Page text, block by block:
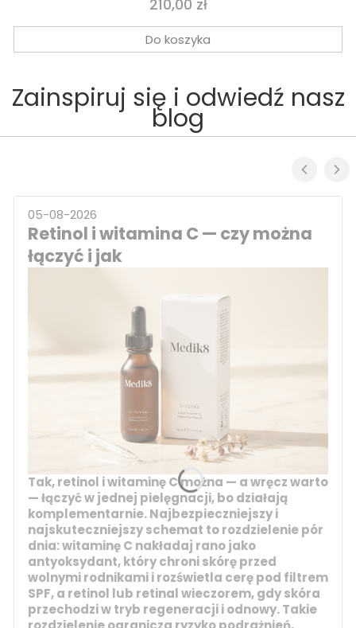
210,00 zł
Do koszyka
Zainspiruj się i odwiedź nasz
blog
05-08-2026
Retinol i witamina C — czy można
łączyć i jak
Tak, retinol i witaminę C można — a wręcz warto
— łączyć w jednej pielęgnacji, bo działają
komplementarnie. Najbezpieczniejszy i
najskuteczniejszy schemat to rozdzielenie pór
dnia:witaminę C nakładaj rano jako
antyoksydant, który chroni skórę przed
wolnymi rodnikami i rozświetla cerę pod filtrem
SPF, a retinol lub retinalwieczorem, gdy skóra
przechodzi w tryb regeneracji i odnowy. Takie